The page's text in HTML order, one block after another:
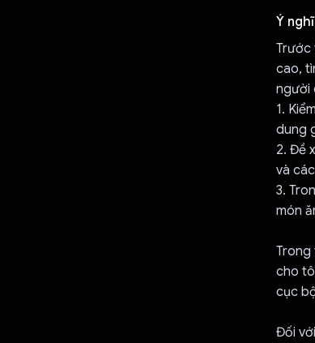
Ý
Trước
cao,
người
1.
dung
2. Đề
và
3.
món
Trong
cho
cục
Đối